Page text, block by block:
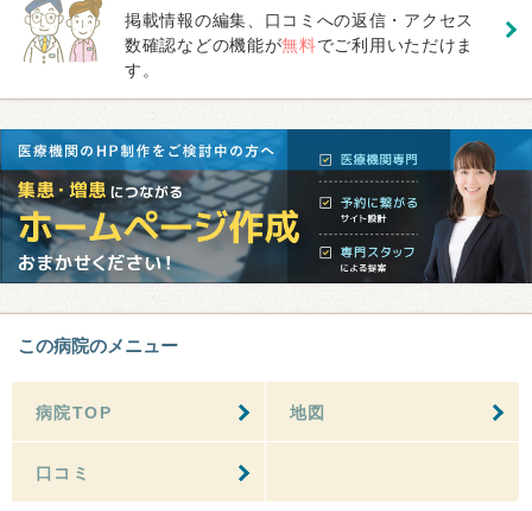
掲載情報の編集、口コミへの返信・アクセス
数確認などの機能が無料でご利用いただけま
す。
この病院のメニュー
病院TOP 地図
口コミ